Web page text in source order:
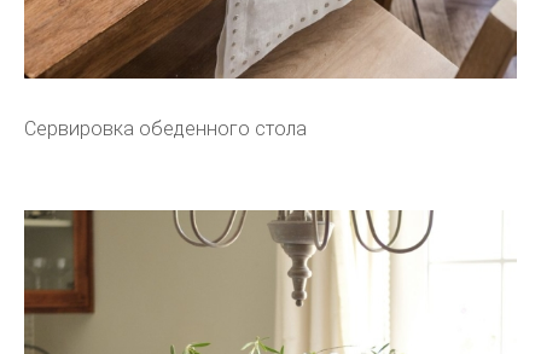
Сервировка обеденного стола